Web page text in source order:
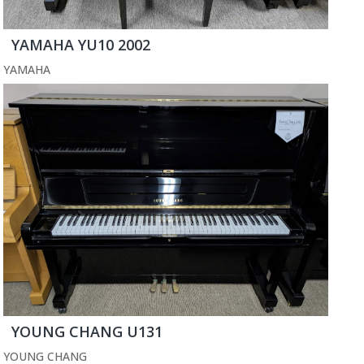
YAMAHA YU10 2002
YAMAHA
YOUNG CHANG U131
YOUNG CHANG